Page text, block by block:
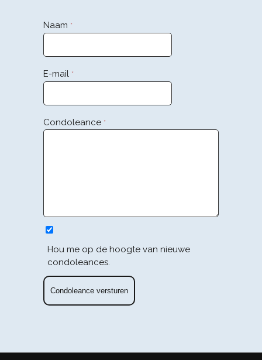
Naam *
E-mail *
Condoleance *
Hou me op de hoogte van nieuwe
condoleances.